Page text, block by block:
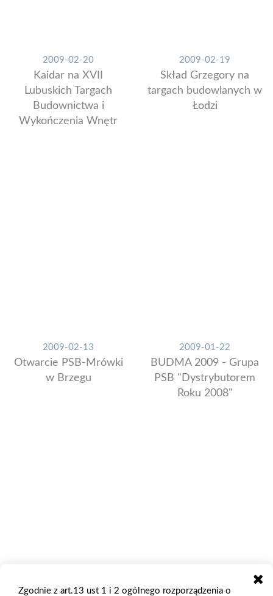
2009-02-20
Kaidar na XVII
Lubuskich Targach
Budownictwa i
Wykończenia Wnętr
2009-02-19
Skład Grzegory na
targach budowlanych w
Łodzi
2009-02-13
Otwarcie PSB-Mrówki
w Brzegu
2009-01-22
BUDMA 2009 - Grupa
PSB "Dystrybutorem
Roku 2008"
Zgodnie z art.13 ust 1 i 2 ogólnego rozporządzenia o